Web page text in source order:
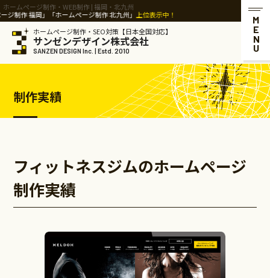
ホームページ制作・WEB制作 | 福岡・北九州
岡」「ホームページ制作 北九州」上位表示中！
ホームページ制作・SEO対策【日本全国対応】
サンゼンデザイン株式会社
SANZEN DESIGN Inc. | Estd. 2010 MENU
制作実績
フィットネスジムのホームページ
制作実績